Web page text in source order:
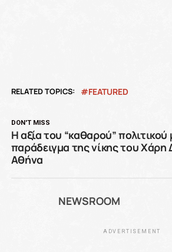
RELATED TOPICS: FEATURED
DON'T MISS
Η αξία του “καθαρού”
παράδειγμα της νίκης του Χάρη
Αθήνα
NEWSROOM
ADVERTISEMENT